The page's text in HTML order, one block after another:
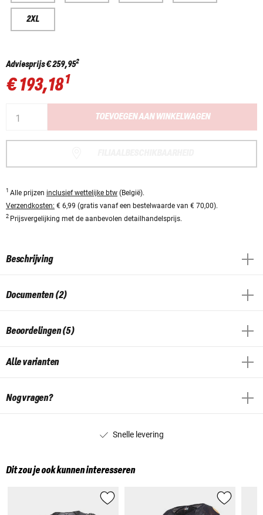
2XL
Adviesprijs€ 259,952
€ 193,181
TOEVOEGEN AAN WINKELWAGEN
1 Alle prijzen inclusief wettelijke btw (België).
Verzendkosten: € 6,99 (gratis vanaf een bestelwaarde van € 70,00).
2 Prijsvergelijking met de aanbevolen detailhandelsprijs.
Beschrijving
Documenten (2)
Beoordelingen (5)
Alle varianten
Nog vragen?
Snelle levering
Dit zou je ook kunnen interesseren